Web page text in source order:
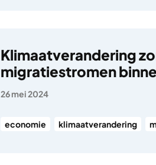
Klimaatverandering
migratiestromen
26 mei 2024
economie klimaatverandering